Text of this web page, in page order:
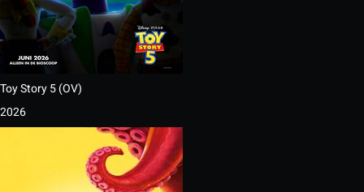
Toy Story 5 (OV)
2026